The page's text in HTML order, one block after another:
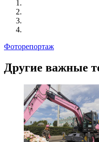
Фоторепортаж
Другие важные